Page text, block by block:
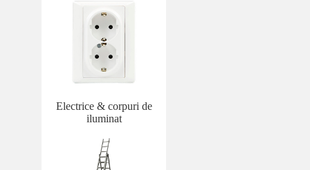
Electrice & corpuri de
iluminat